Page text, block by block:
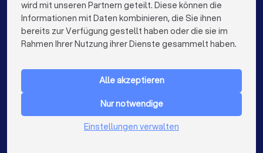
Coaches in Nürnberg
Coaches in Dresden
Coaches in Hannover
Coaches in Leipzig
Coaches in Wuppertal
Coaches in Bielefeld
Coaches in Bonn
Coaches in Münster
Coaches in der Nähe
FÜR PRIVATPERSONEN
Niederlande
wird mit unseren Partnern geteilt. Diese können die
Informationen mit Daten kombinieren, die Sie ihnen
bereits zur Verfügung gestellt haben oder die sie im
Rahmen Ihrer Nutzung ihrer Dienste gesammelt haben.
Alle akzeptieren
Nur notwendige
Einstellungen verwalten